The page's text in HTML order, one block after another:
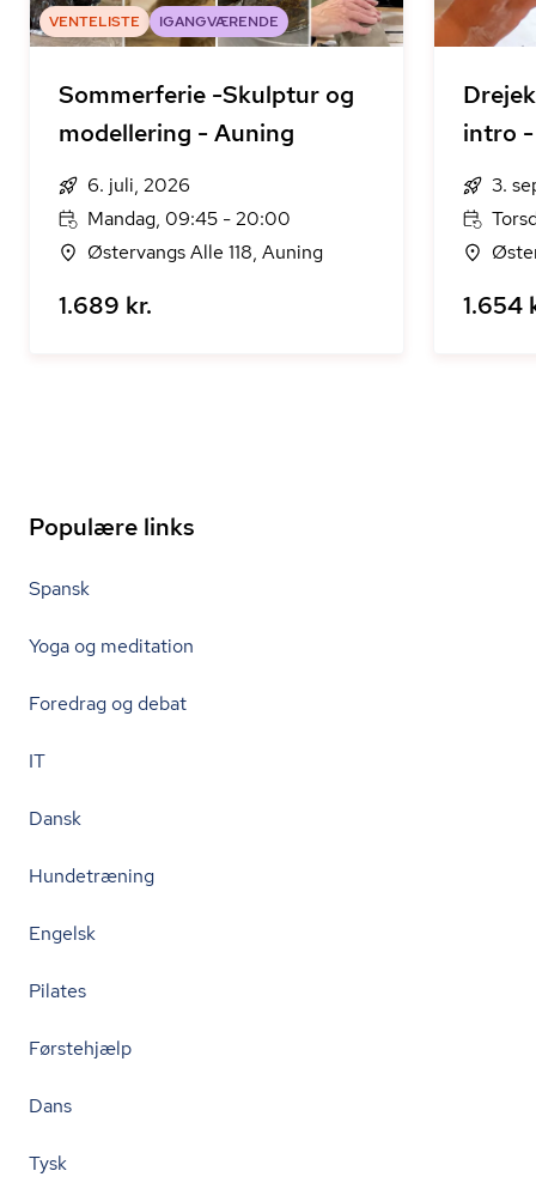
VENTELISTE IGANGVÆRENDE
Sommerferie -Skulptur og
modellering - Auning
6. juli, 2026
Mandag, 09:45 - 20:00
Østervangs Alle 118, Auning
1.689 kr.
intro
3.
1.654
Populære links
Spansk
Yoga og meditation
Foredrag og debat
IT
Dansk
Hundetræning
Engelsk
Pilates
Førstehjælp
Dans
Tysk